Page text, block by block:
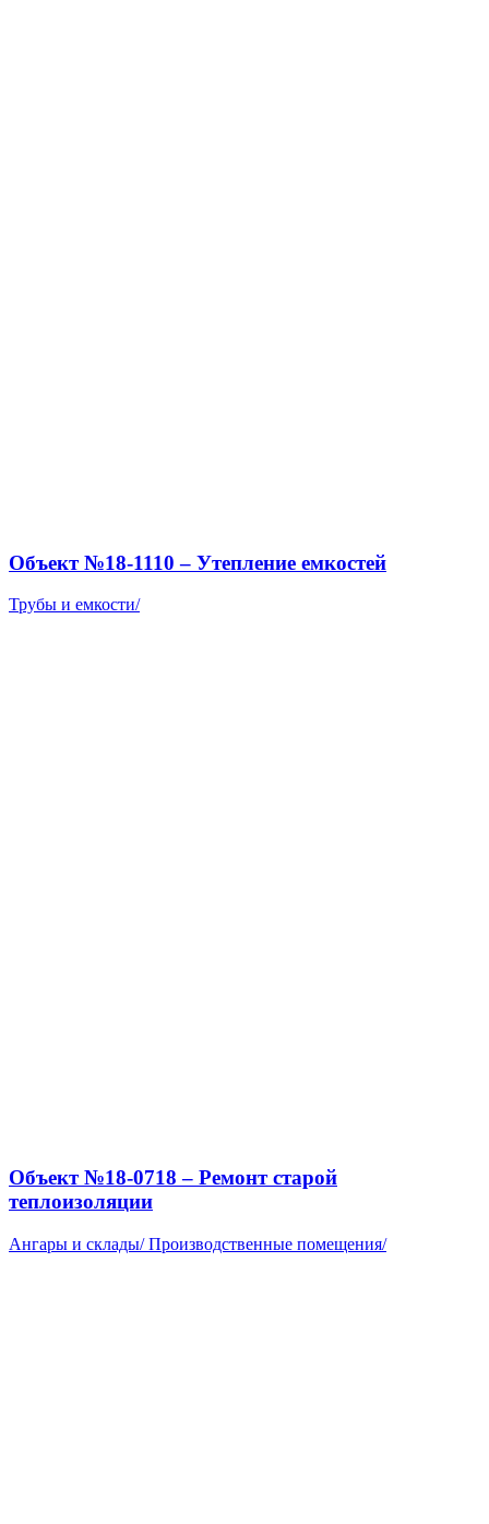
Объект №18-1110 – Утепление емкостей
Трубы и емкости/
Объект №18-0718 – Ремонт старой
теплоизоляции
Ангары и склады/Производственные помещения/